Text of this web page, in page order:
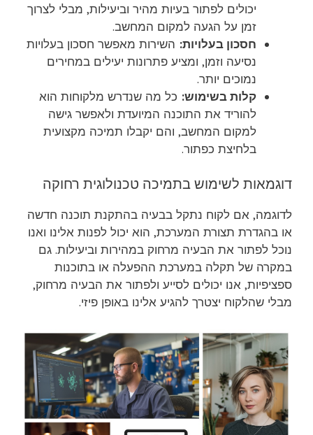
יכולים לפתור בעיות מהיר וביעילות, מבלי לצרוך
זמן על הגעה למקום המחשב.
חסכון בעלויות: השירות מאפשר חסכון בעלויות
נסיעה וזמן, ומציע פתרונות יעילים במחירים
נמוכים יותר.
קלות בשימוש: כל מה שנדרש מלקוחות הוא
להוריד את התוכנה המיועדת ולאפשר גישה
למקום המחשב, והם יקבלו תמיכה מקצועית
בלחיצת כפתור.
דוגמאות לשימוש בתמיכה טכנולוגית רחוקה
לדוגמה, אם לקוח נתקל בבעיה בהתקנת תוכנה חדשה
או בהגדרת תצורת המערכת, הוא יכול לפנות אלינו ואנו
נוכל לפתור את הבעיה מרחוק במהירות וביעילות. גם
במקרה של תקלה במערכת ההפעלה או בתוכנות
ספציפיות, אנו יכולים לסייע ולפתור את הבעיה מרחוק,
מבלי שהלקוח יצטרך להגיע אלינו באופן פיזי.